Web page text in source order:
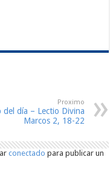
Proximo
del día – Lectio Divina
Marcos 2, 18-22
conectado para publicar un